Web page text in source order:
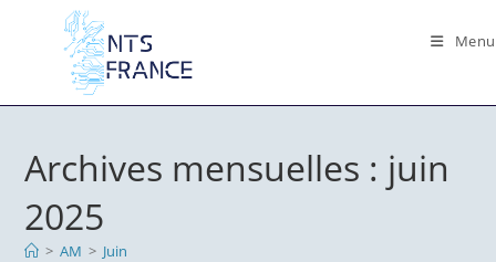
Menu
Archives mensuelles : juin
2025
> AM > Juin